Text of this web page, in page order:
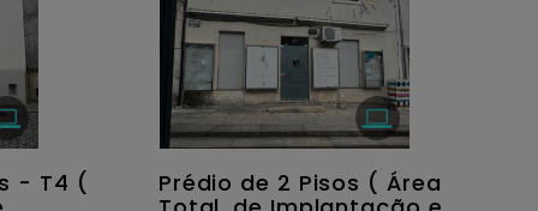
- T4 (
Prédio de 2 Pisos ( Área